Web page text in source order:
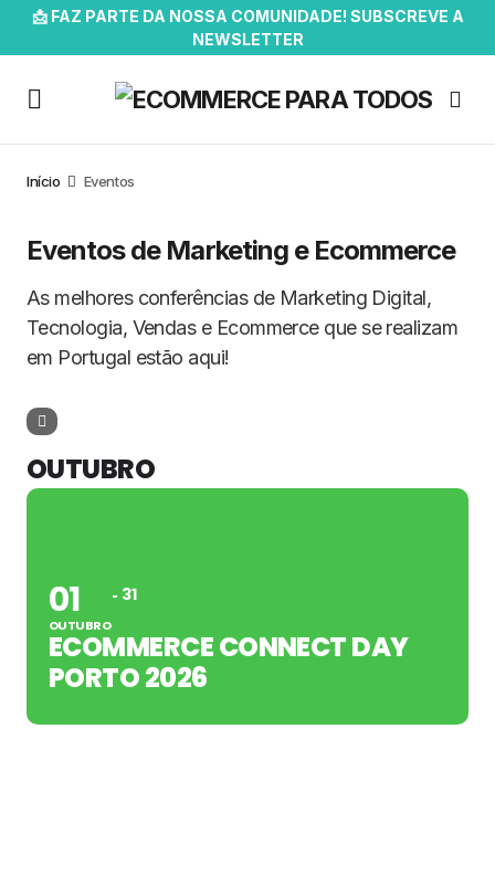
📩 FAZ PARTE DA NOSSA COMUNIDADE! SUBSCREVE A
NEWSLETTER
Início Eventos
Eventos de Marketing e Ecommerce
As melhores conferências de Marketing Digital,
Tecnologia, Vendas e Ecommerce que se realizam
em Portugal estão aqui!
OUTUBRO
01
OUTUBRO
31
ECOMMERCE CONNECT DAY
PORTO 2026